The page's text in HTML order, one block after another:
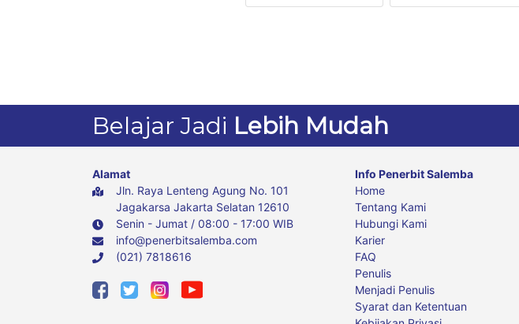
Belajar Jadi Lebih Mudah
Alamat
Jln. Raya Lenteng Agung No. 101
Jagakarsa Jakarta Selatan 12610
Senin - Jumat / 08:00 - 17:00 WIB
info@penerbitsalemba.com
(021) 7818616
Info Penerbit Salemba
Home
Tentang Kami
Hubungi Kami
Karier
FAQ
Penulis
Menjadi Penulis
Syarat dan Ketentuan